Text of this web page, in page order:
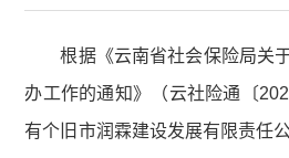
根据《云南省社会保险局关
办工作的通知》（云社险通〔
有个旧市润霖建设发展有限责任